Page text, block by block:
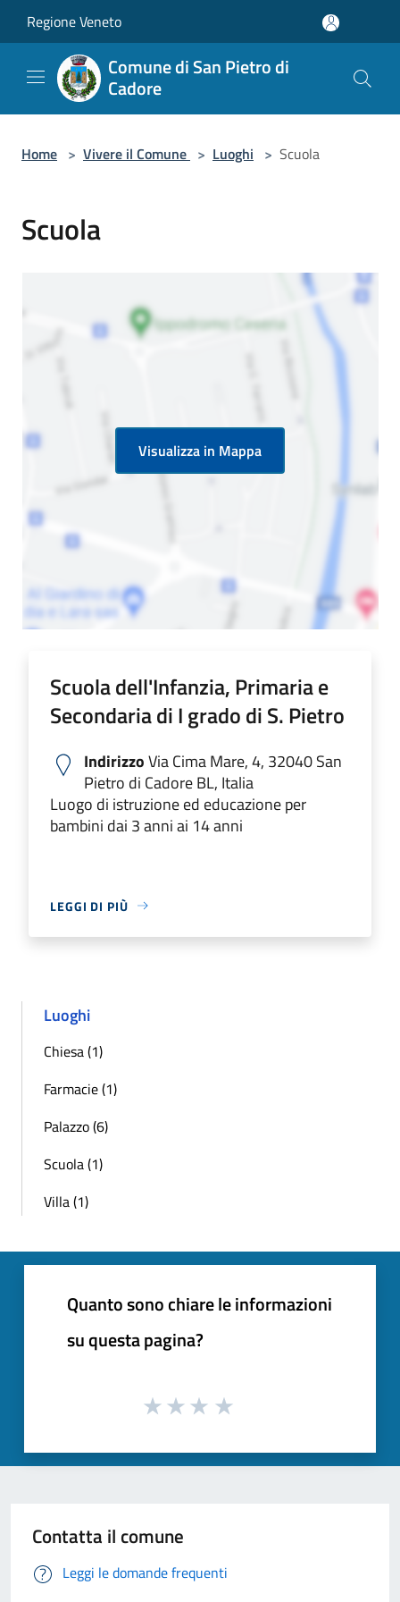
Regione Veneto
Comune di San Pietro di
Cadore
Home > Vivere il Comune > Luoghi > Scuola
Scuola
Visualizza in Mappa
Scuola dell'Infanzia, Primaria e
Secondaria di I grado di S. Pietro
IndirizzoVia Cima Mare, 4, 32040 San
Pietro di Cadore BL, Italia
Luogo di istruzione ed educazione per
bambini dai 3 anni ai 14 anni
LEGGI DI PIÙ
Luoghi
Chiesa (1)
Farmacie (1)
Palazzo (6)
Scuola (1)
Villa (1)
Quanto sono chiare le informazioni
su questa pagina?
Contatta il comune
Leggi le domande frequenti